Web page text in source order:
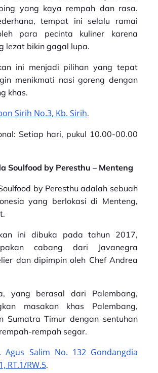
yang kaya rempah dan rasa.
tempat ini selalu ramai
para pecinta kuliner karena
lezat bikin gagal lupa.
ini menjadi pilihan yang tepat
menikmati nasi goreng dengan
khas.
Sirih No.3, Kb. Sirih.
Setiap hari, pukul 10.00-00.00
Soulfood by Peresthu – Menteng
by Peresthu adalah sebuah
yang berlokasi di Menteng,
ini dibuka pada tahun 2017,
cabang dari Javanegra
dan dipimpin oleh Chef Andrea
yang berasal dari Palembang,
masakan khas Palembang,
Sumatra Timur dengan sentuhan
rempah segar.
Agus Salim No. 132 Gondangdia
RT.1/RW.5.